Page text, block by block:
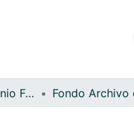
Archivo del Patrimonio Fotográfico y Fílmico del Valle del Cauca